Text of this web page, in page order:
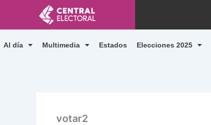
contenido
Al día Multimedia Estados Elecciones 2025
votar2